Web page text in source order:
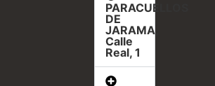
PARACUELLOS
DE
JARAMA,
Calle
Real, 1